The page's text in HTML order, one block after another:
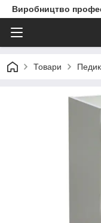
Виробництво
Товари